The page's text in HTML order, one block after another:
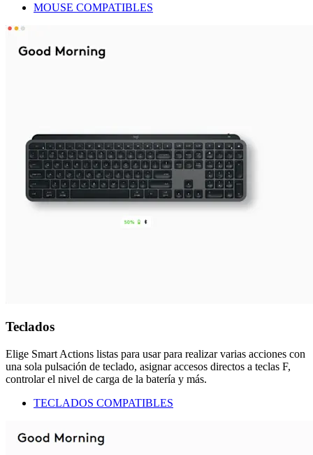
MOUSE COMPATIBLES
Teclados
Elige Smart Actions listas para usar para realizar varias acciones con
una sola pulsación de teclado, asignar accesos directos a teclas F,
controlar el nivel de carga de la batería y más.
TECLADOS COMPATIBLES